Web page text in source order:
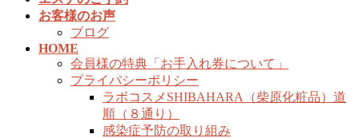
お客様のお声
ブログ
HOME
会員様の特典「お手入れ券について」
プライバシーポリシー
ラボコスメSHIBAHARA（柴原化粧品）道
順（８通り）
感染症予防の取り組み